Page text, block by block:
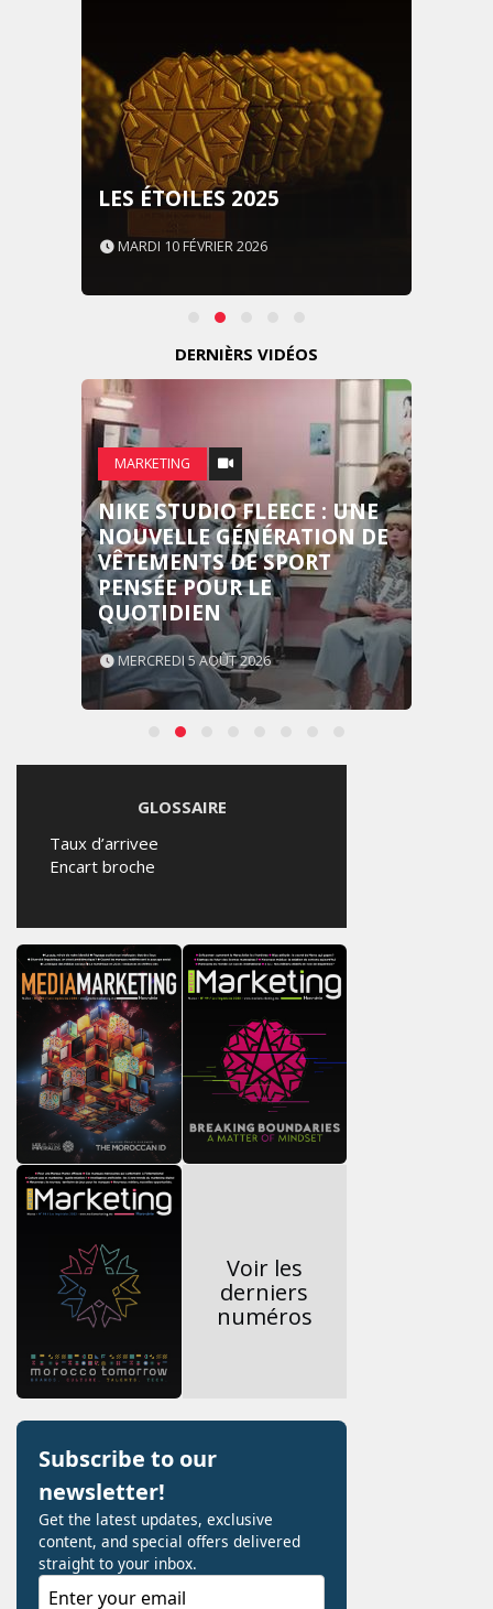
LES ÉTOILES 2025
MARDI 10 FÉVRIER 2026
DERNIÈRS VIDÉOS
MARKETING
NIKE STUDIO FLEECE : UNE
NOUVELLE GÉNÉRATION DE
VÊTEMENTS DE SPORT
PENSÉE POUR LE
QUOTIDIEN
MERCREDI 5 AOÛT 2026
GLOSSAIRE
Taux d’arrivee
Encart broche
Voir les
derniers
numéros